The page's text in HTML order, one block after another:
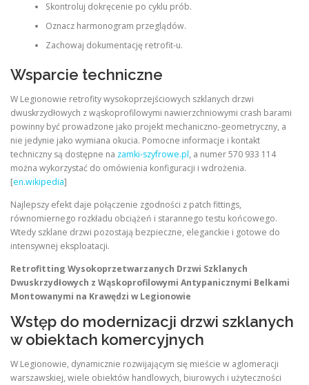
Skontroluj dokręcenie po cyklu prób.
Oznacz harmonogram przeglądów.
Zachowaj dokumentację retrofit-u.
Wsparcie techniczne
W Legionowie retrofity wysokoprzejściowych szklanych drzwi
dwuskrzydłowych z wąskoprofilowymi nawierzchniowymi crash barami
powinny być prowadzone jako projekt mechaniczno-geometryczny, a
nie jedynie jako wymiana okucia. Pomocne informacje i kontakt
techniczny są dostępne na zamki-szyfrowe.pl, a numer 570 933 114
można wykorzystać do omówienia konfiguracji i wdrożenia.
[en.wikipedia]
Najlepszy efekt daje połączenie zgodności z patch fittings,
równomiernego rozkładu obciążeń i starannego testu końcowego.
Wtedy szklane drzwi pozostają bezpieczne, eleganckie i gotowe do
intensywnej eksploatacji.
Retrofitting Wysokoprzetwarzanych Drzwi Szklanych
Dwuskrzydłowych z Wąskoprofilowymi Antypanicznymi Belkami
Montowanymi na Krawędzi w Legionowie
Wstęp do modernizacji drzwi szklanych
w obiektach komercyjnych
W Legionowie, dynamicznie rozwijającym się mieście w aglomeracji
warszawskiej, wiele obiektów handlowych, biurowych i użyteczności